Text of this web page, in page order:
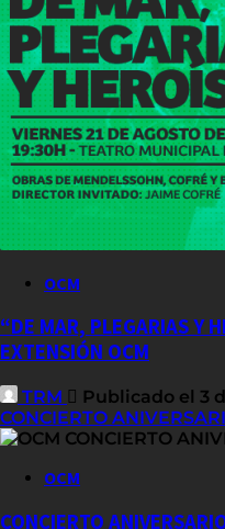
OCM
“DE MAR, PLEGARIAS Y
EXTENSIÓN OCM
TRM
Publicado el 3
CONCIERTO
OCM
CONCIERTO